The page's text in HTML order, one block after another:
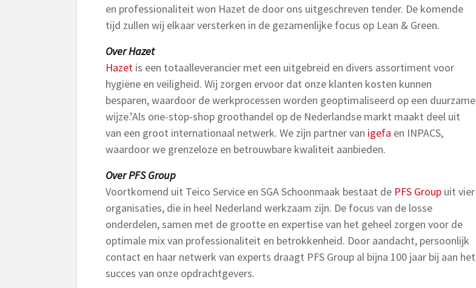
en professionaliteit won Hazet de door ons uitgeschreven tender. De komende
tijd zullen wij elkaar versterken in de gezamenlijke focus op Lean & Green.
Over Hazet
Hazet is een totaalleverancier met een uitgebreid en divers assortiment voor
hygiëne en veiligheid. Wij zorgen ervoor dat onze klanten kosten kunnen
besparen, waardoor de werkprocessen worden geoptimaliseerd op een duurzame
wijze.’Als one-stop-shop groothandel op de Nederlandse markt maakt deel uit
van een groot internationaal netwerk. We zijn partner van igefa en INPACS,
waardoor we grenzeloze en betrouwbare kwaliteit aanbieden.
Over PFS Group
Voortkomend uit Teico Service en SGA Schoonmaak bestaat de PFS Group uit vier
organisaties, die in heel Nederland werkzaam zijn. De focus van de losse
onderdelen, samen met de grootte en expertise van het geheel zorgen voor de
optimale mix van professionaliteit en betrokkenheid. Door aandacht, persoonlijk
contact en haar netwerk van experts draagt PFS Group al bijna 100 jaar bij aan het
succes van onze opdrachtgevers.